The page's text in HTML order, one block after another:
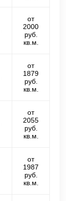
от
2000
руб.
кв.м.
от
1879
руб.
кв.м.
от
2055
руб.
кв.м.
от
1987
руб.
кв.м.